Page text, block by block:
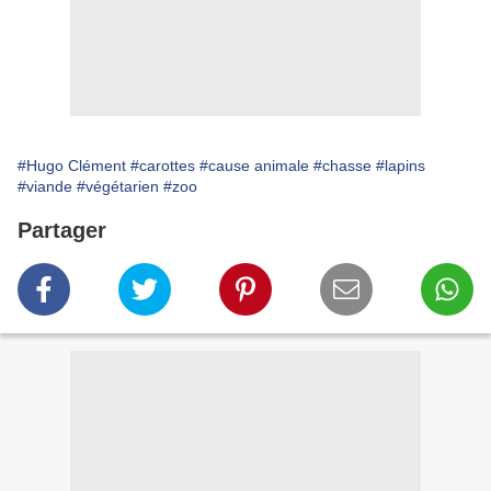
#Hugo Clément #carottes #cause animale #chasse #lapins
#viande #végétarien #zoo
Partager